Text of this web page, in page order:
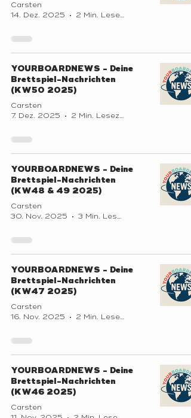
Carsten
14. Dez. 2025
2 Min. Lesezeit
YOURBOARDNEWS - Deine
Brettspiel-Nachrichten
(KW50 2025)
Carsten
7. Dez. 2025
2 Min. Lesezeit
YOURBOARDNEWS - Deine
Brettspiel-Nachrichten
(KW48 & 49 2025)
Carsten
30. Nov. 2025
3 Min. Lesezeit
YOURBOARDNEWS - Deine
Brettspiel-Nachrichten
(KW47 2025)
Carsten
16. Nov. 2025
2 Min. Lesezeit
YOURBOARDNEWS - Deine
Brettspiel-Nachrichten
(KW46 2025)
Carsten